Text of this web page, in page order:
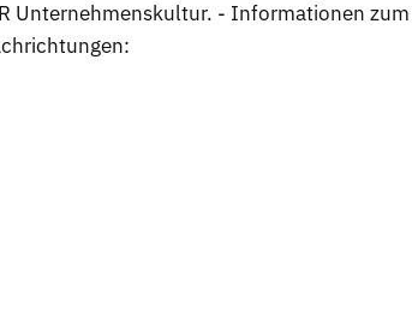
Unternehmenskultur. - Informationen zum